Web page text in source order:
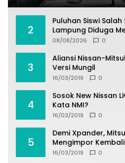
2
Puluhan Siswi Salah
Lampung Diduga
Oleh Oknum Satpam
08/08/2026 0
3
Aliansi Nissan-
Versi Mungil
16/03/2019 0
4
Sosok New Nissan
Kata NMI?
16/03/2019 0
5
Demi Xpander,
Mengimpor
16/03/2019 0